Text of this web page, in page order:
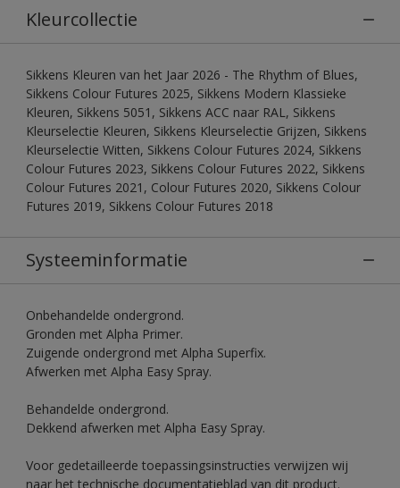
Kleurcollectie
Sikkens Kleuren van het Jaar 2026 - The Rhythm of Blues,
Sikkens Colour Futures 2025, Sikkens Modern Klassieke
Kleuren, Sikkens 5051, Sikkens ACC naar RAL, Sikkens
Kleurselectie Kleuren, Sikkens Kleurselectie Grijzen, Sikkens
Kleurselectie Witten, Sikkens Colour Futures 2024, Sikkens
Colour Futures 2023, Sikkens Colour Futures 2022, Sikkens
Colour Futures 2021, Colour Futures 2020, Sikkens Colour
Futures 2019, Sikkens Colour Futures 2018
Systeeminformatie
Onbehandelde ondergrond.
Gronden met Alpha Primer.
Zuigende ondergrond met Alpha Superfix.
Afwerken met Alpha Easy Spray.
Behandelde ondergrond.
Dekkend afwerken met Alpha Easy Spray.
Voor gedetailleerde toepassingsinstructies verwijzen wij
naar het technische documentatieblad van dit product.